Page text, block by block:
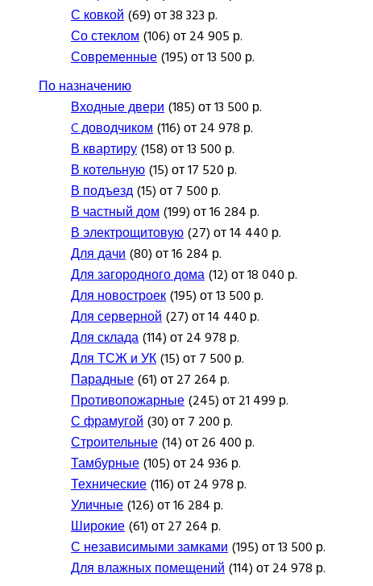
С ковкой(69) от 38 323 р.
Со стеклом(106) от 24 905 р.
Современные(195) от 13 500 р.
По назначению
Входные двери(185) от 13 500 р.
C доводчиком(116) от 24 978 р.
В квартиру(158) от 13 500 р.
В котельную(15) от 17 520 р.
В подъезд(15) от 7 500 р.
В частный дом(199) от 16 284 р.
В электрощитовую(27) от 14 440 р.
Для дачи(80) от 16 284 р.
Для загородного дома(12) от 18 040 р.
Для новостроек(195) от 13 500 р.
Для серверной(27) от 14 440 р.
Для склада(114) от 24 978 р.
Для ТСЖ и УК(15) от 7 500 р.
Парадные(61) от 27 264 р.
Противопожарные(245) от 21 499 р.
С фрамугой(30) от 7 200 р.
Строительные(14) от 26 400 р.
Тамбурные(105) от 24 936 р.
Технические(116) от 24 978 р.
Уличные(126) от 16 284 р.
Широкие(61) от 27 264 р.
С независимыми замками(195) от 13 500 р.
Для влажных помещений(114) от 24 978 р.